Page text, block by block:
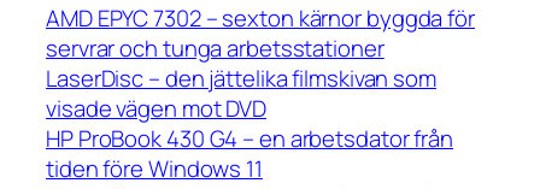
AMD EPYC 7302 – sexton kärnor byggda för
servrar och tunga arbetsstationer
LaserDisc – den jättelika filmskivan som
visade vägen mot DVD
HP ProBook 430 G4 – en arbetsdator från
tiden före Windows 11